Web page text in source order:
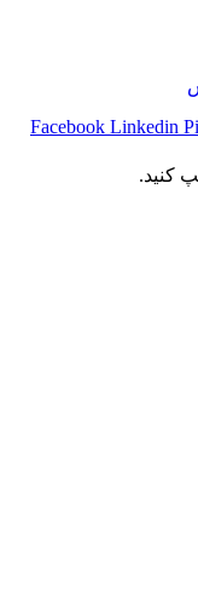
Facebook Linkedin
کنید.